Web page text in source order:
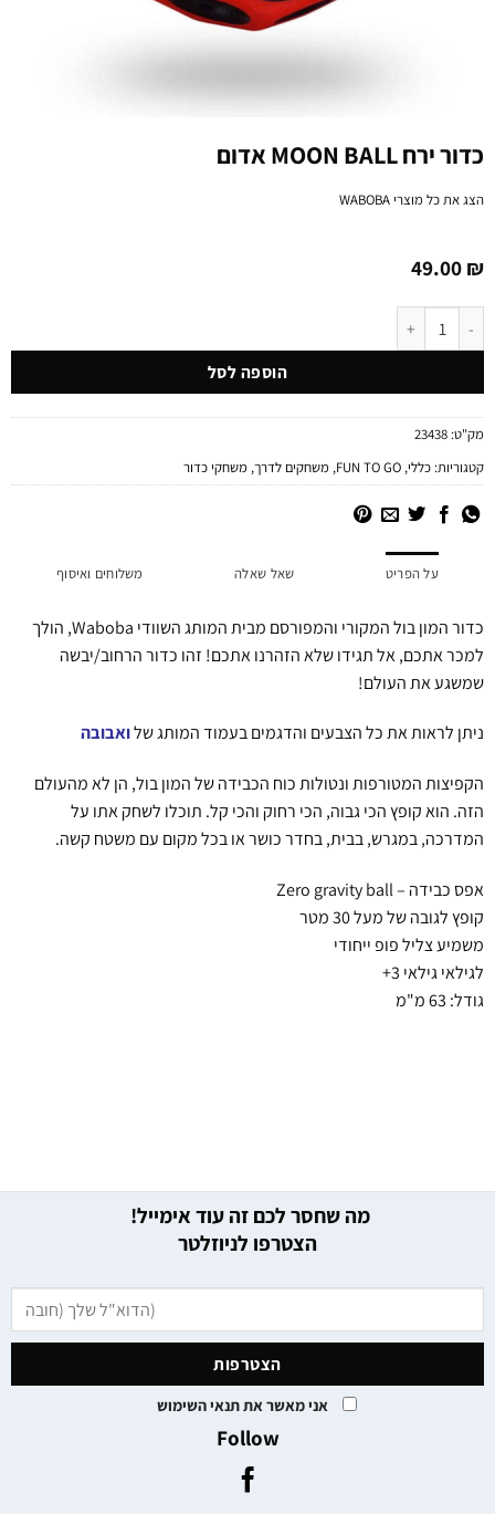
כדור ירח MOON BALL אדום
הצג את כל מוצריWABOBA
49.00₪
כמות של כדור ירח MOON BALL אדום
הוספה לסל
מק"ט:23438
קטגוריות:כללי,
FUN TO GO
,משחקים לדרך,משחקי כדור
על הפריט שאל שאלה משלוחים ואיסוף
כדור המון בול המקורי והמפורסם מבית המותג השוודי Waboba, הולך
למכר אתכם, אל תגידו שלא הזהרנו אתכם! זהו כדור הרחוב/יבשה
שמשגע את העולם!
ניתן לראות את כל הצבעים והדגמים בעמוד המותג שלואבובה
הקפיצות המטורפות ונטולות כוח הכבידה של המון בול, הן לא מהעולם
הזה. הוא קופץ הכי גבוה, הכי רחוק והכי קל. תוכלו לשחק אתו על
המדרכה, במגרש, בבית, בחדר כושר או בכל מקום עם משטח קשה.
אפס כבידה – Zero gravity ball
קופץ לגובה של מעל 30 מטר
משמיע צליל פופ ייחודי
לגילאי גילאי 3+
גודל: 63 מ"מ
מה שחסר לכם זה עוד אימייל!
הצטרפו לניוזלטר
אני מאשר את תנאי השימוש
Follow